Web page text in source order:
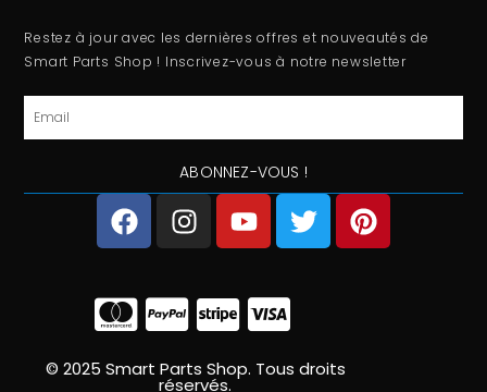
Restez à jour avec les dernières offres et nouveautés de
Smart Parts Shop ! Inscrivez-vous à notre newsletter
Email
ABONNEZ-VOUS !
F
a
c
e
b
o
o
I
n
s
t
a
g
r
Y
o
u
t
u
b
e
T
w
i
r
P
i
n
© 2025 Smart Parts Shop. Tous droits
réservés.